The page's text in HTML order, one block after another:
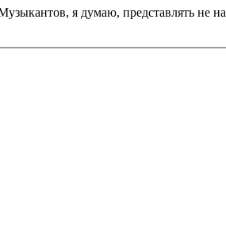
я думаю, представлять не